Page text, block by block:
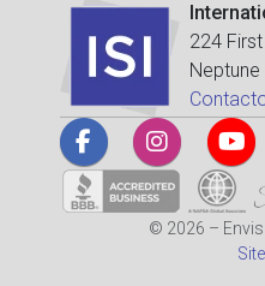
224
Neptune
© 2026 –